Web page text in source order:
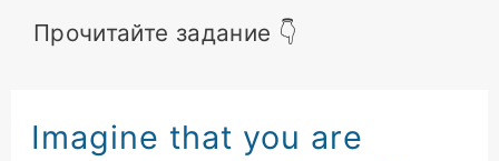
Прочитайте задание 👇
Imagine that you are